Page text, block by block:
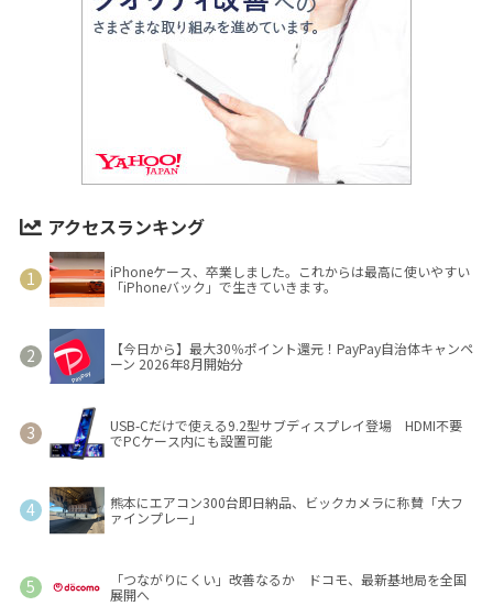
アクセスランキング
iPhoneケース、卒業しました。これからは最高に使いやすい
「iPhoneバック」で生きていきます。
【今日から】最大30％ポイント還元！PayPay自治体キャンペ
ーン 2026年8月開始分
USB-Cだけで使える9.2型サブディスプレイ登場 HDMI不要
でPCケース内にも設置可能
熊本にエアコン300台即日納品、ビックカメラに称賛「大フ
ァインプレー」
「つながりにくい」改善なるか ドコモ、最新基地局を全国
展開へ